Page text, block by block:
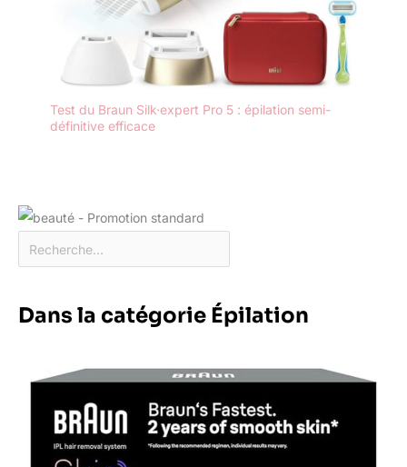
Test du Braun Silk·expert Pro 5 : épilation semi-
définitive efficace
Dans la catégorie Épilation